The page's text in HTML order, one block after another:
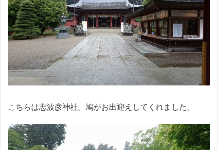
こちらは志波彦神社。鳩がお出迎えしてくれました。